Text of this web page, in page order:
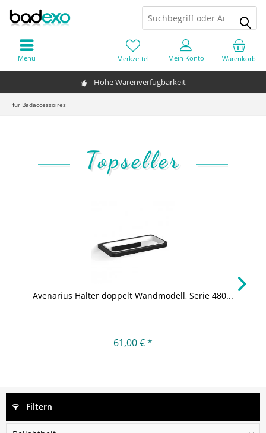
Hohe Warenverfügbarkeit
Warenkorb
Merkzettel Mein Konto
Menü
für Badaccessoires
Topseller
Avenarius Halter doppelt Wandmodell, Serie 480...
61,00 € *
Filtern